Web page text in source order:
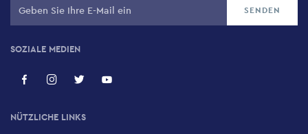
SOZIALE MEDIEN
NÜTZLICHE LINKS